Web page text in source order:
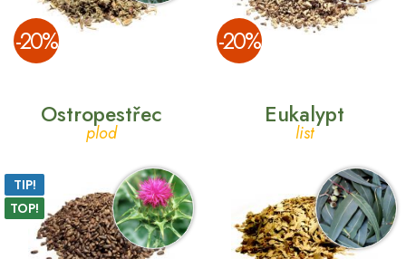
­-20% ­-20%
Ostropestřec
plod
TIP!
TOP!
Eukalypt
list